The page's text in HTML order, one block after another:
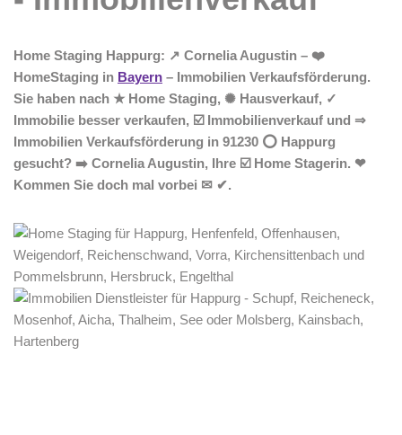
Home Staging Happurg: ↗️ Cornelia Augustin – ❤️
HomeStaging in Bayern – Immobilien Verkaufsförderung.
Sie haben nach ★ Home Staging, ✺ Hausverkauf, ✓
Immobilie besser verkaufen, ☑️ Immobilienverkauf und ⇒
Immobilien Verkaufsförderung in 91230 ⭕ Happurg
gesucht? ➡️ Cornelia Augustin, Ihre ☑️ Home Stagerin. ❤
Kommen Sie doch mal vorbei ✉ ✔.